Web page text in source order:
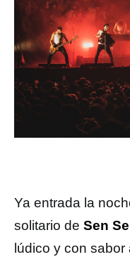
Ya entrada la
solitario de Sen
lúdico y con